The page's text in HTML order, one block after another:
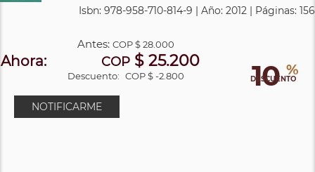
Isbn: 978-958-710-814-9 | Año: 2012 | Páginas: 156
10 %
DESCUENTO
Antes:COP$ 28.000
Ahora: COP $ 25.200
Descuento: COP $ -2.800
NOTIFICARME